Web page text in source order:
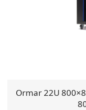
Ormar 22U